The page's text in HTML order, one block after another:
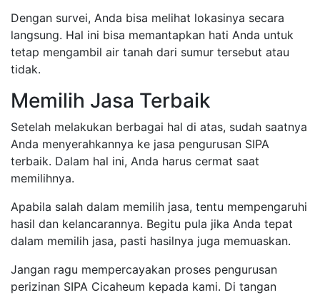
Dengan survei, Anda bisa melihat lokasinya secara
langsung. Hal ini bisa memantapkan hati Anda untuk
tetap mengambil air tanah dari sumur tersebut atau
tidak.
Memilih Jasa Terbaik
Setelah melakukan berbagai hal di atas, sudah saatnya
Anda menyerahkannya ke jasa pengurusan SIPA
terbaik. Dalam hal ini, Anda harus cermat saat
memilihnya.
Apabila salah dalam memilih jasa, tentu mempengaruhi
hasil dan kelancarannya. Begitu pula jika Anda tepat
dalam memilih jasa, pasti hasilnya juga memuaskan.
Jangan ragu mempercayakan proses pengurusan
perizinan SIPA Cicaheum kepada kami. Di tangan